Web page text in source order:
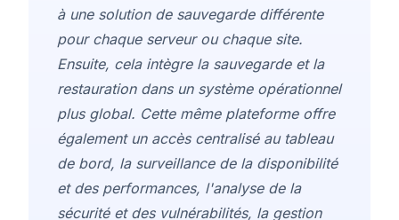
à une solution de sauvegarde différente
pour chaque serveur ou chaque site.
Ensuite, cela intègre la sauvegarde et la
restauration dans un système opérationnel
plus global. Cette même plateforme offre
également un accès centralisé au tableau
de bord, la surveillance de la disponibilité
et des performances, l'analyse de la
sécurité et des vulnérabilités, la gestion